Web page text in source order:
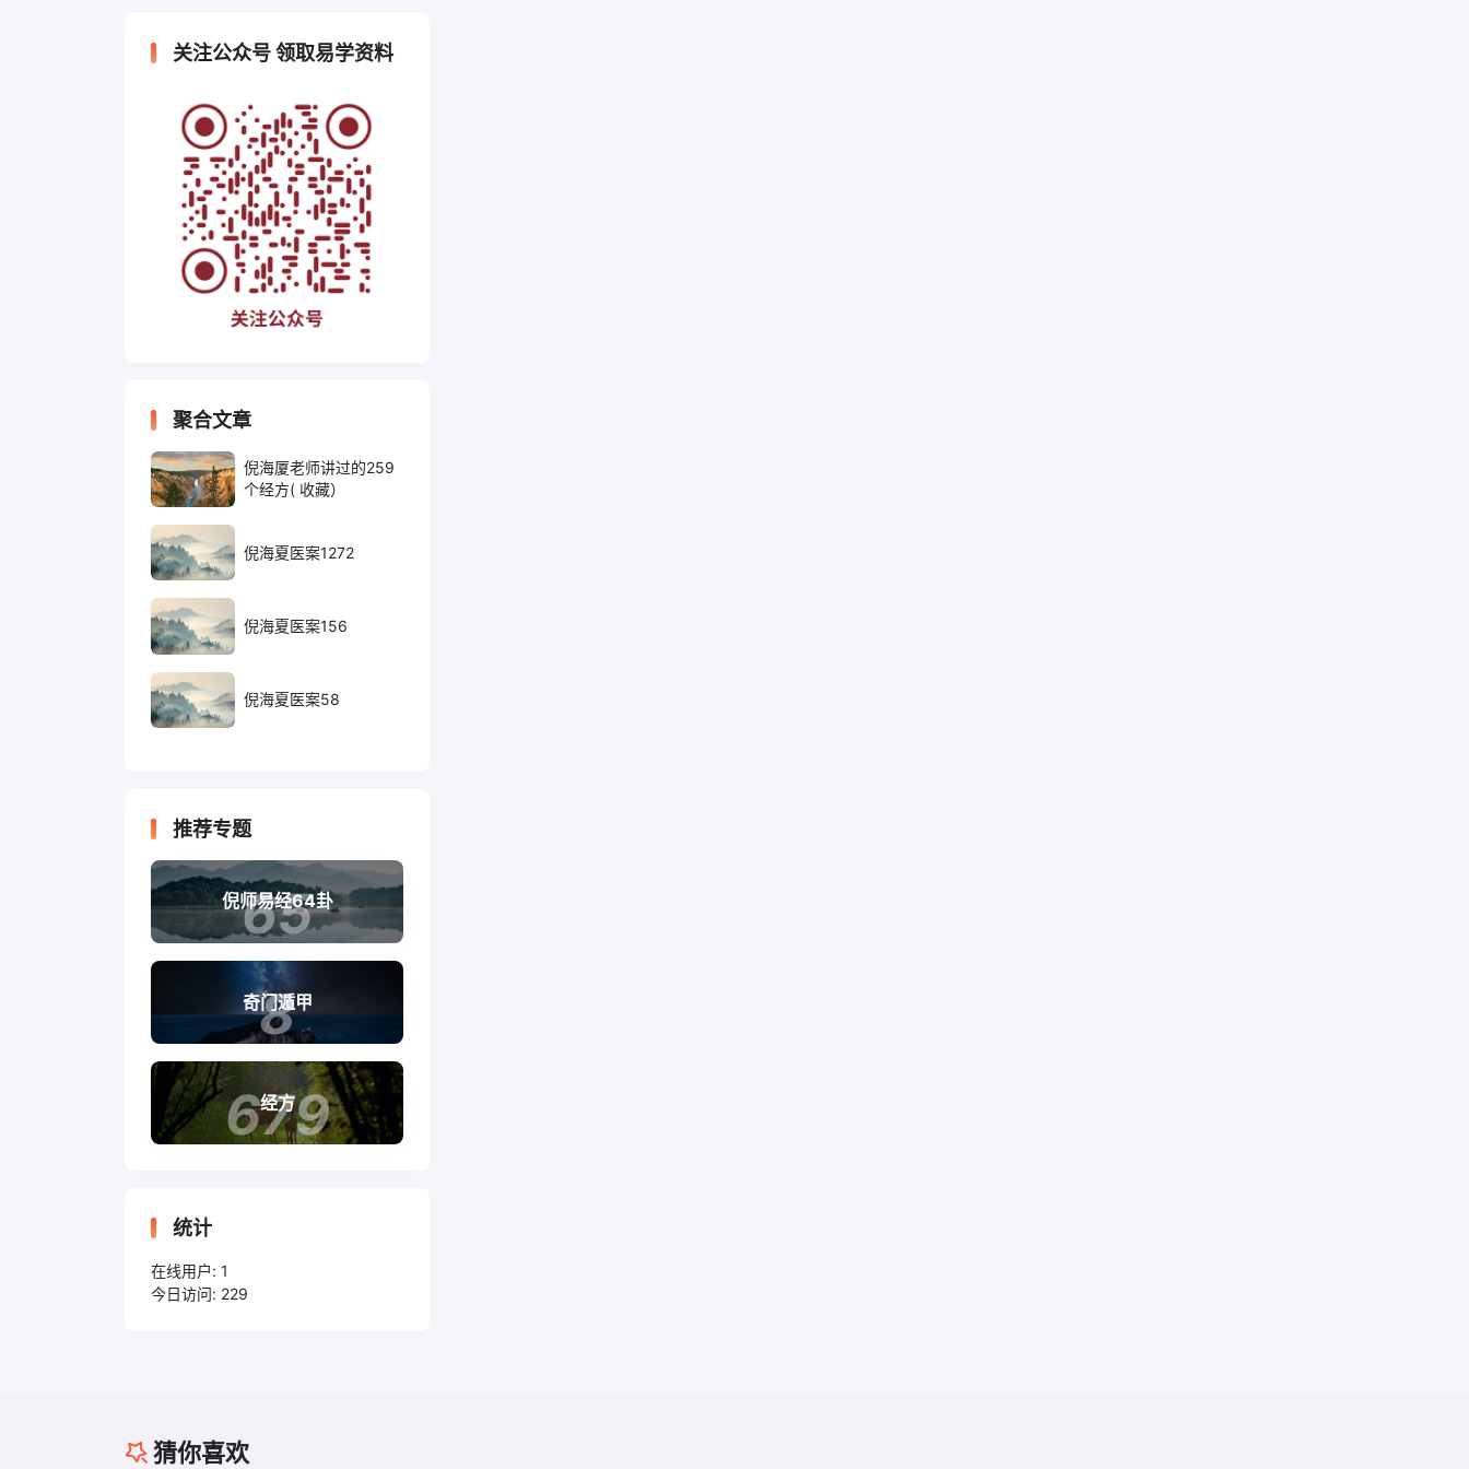
关注公众号 领取易学资料
聚合文章
倪海厦老师讲过的259
个经方( 收藏）
倪海夏医案1272
倪海夏医案156
倪海夏医案58
推荐专题
65
倪师易经64卦
8
奇门遁甲
679
经方
统计
在线用户: 1
今日访问: 229
猜你喜欢